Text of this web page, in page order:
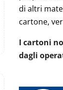
di altri
cartone,
I cartoni
dagli